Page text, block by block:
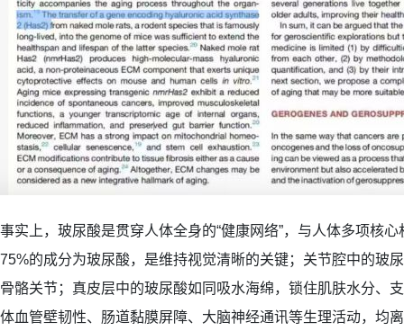
事实上，玻尿酸是贯穿人体全身的“健康网络”，与人体多项核
75%的成分为玻尿酸，是维持视觉清晰的关键；关节腔中的玻
骨骼关节；真皮层中的玻尿酸如同吸水海绵，锁住肌肤水分、
体血管壁韧性、肠道黏膜屏障、大脑神经通讯等生理活动，均